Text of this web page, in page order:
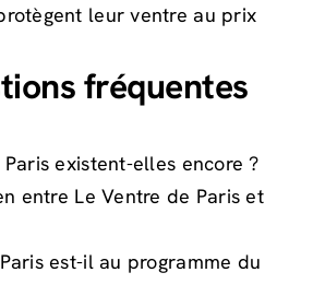
leur ventre au prix
fréquentes
existent-elles encore ?
entre Le Ventre de Paris et
est-il au programme du